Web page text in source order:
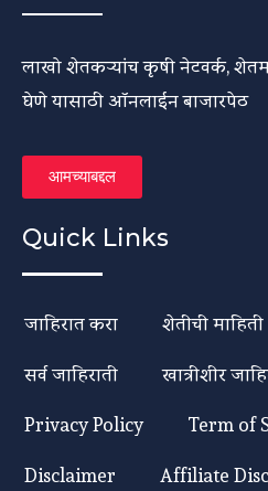
लाखो शेतकऱ्यांच कृषी नेटवर्क,
घेणे यासाठी ऑनलाईन बाजारपेठ
आमच्याबद्दल
Quick Links
जाहिरात करा शेतीची माहिती
सर्व जाहिराती
खात्रीशीर
Privacy Policy
Term of
Disclaimer
Affiliate